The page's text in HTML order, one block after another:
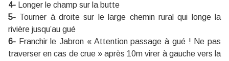
4- Longer le champ sur la butte
5- Tourner à droite sur le large chemin rural qui longe la
rivière jusqu’au gué
6- Franchir le Jabron « Attention passage à gué ! Ne pas
traverser en cas de crue » après 10m virer à gauche vers la